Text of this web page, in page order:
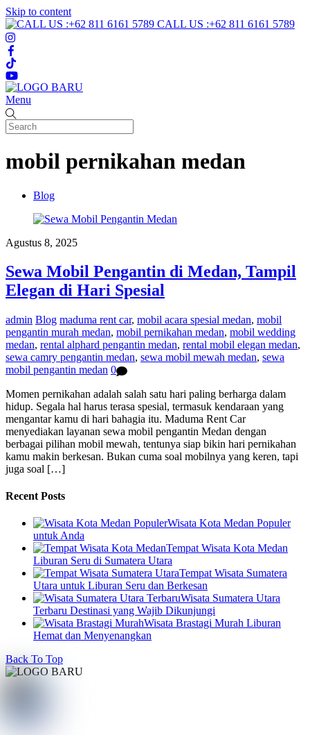
Skip to content
CALL US :+62 811 6161 5789
Menu
mobil pernikahan medan
Blog
Agustus 8, 2025
Sewa Mobil Pengantin di Medan, Tampil
Elegan di Hari Spesial
admin Blog maduma rent car, mobil acara spesial medan, mobil
pengantin murah medan, mobil pernikahan medan, mobil wedding
medan, rental alphard pengantin medan, rental mobil elegan medan,
sewa camry pengantin medan, sewa mobil mewah medan, sewa
mobil pengantin medan 0
Momen pernikahan adalah salah satu hari paling berharga dalam
hidup. Segala hal harus terasa spesial, termasuk kendaraan yang
mengantar kamu di hari bahagia itu. Maduma Rent Car
menyediakan layanan sewa mobil pengantin Medan dengan
berbagai pilihan mobil mewah, tentunya siap bikin hari pernikahan
kamu makin berkesan. Bukan cuma soal mobilnya yang keren, tapi
juga soal […]
Recent Posts
Wisata Kota Medan Populer
untuk Anda
Tempat Wisata Kota Medan
Liburan Seru di Sumatera Utara
Tempat Wisata Sumatera
Utara untuk Liburan Seru dan Berkesan
Wisata Sumatera Utara
Terbaru Destinasi yang Wajib Dikunjungi
Wisata Brastagi Murah Liburan
Hemat dan Menyenangkan
Back To Top